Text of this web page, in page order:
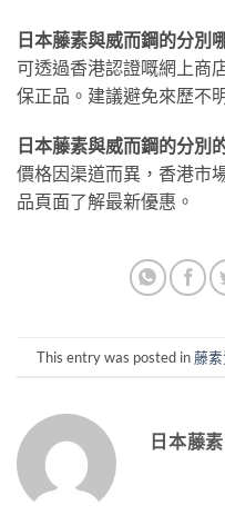
日本藤素與威而鋼的分別
可透過香港認證嘅網上商
保正品。建議避免來歷不
日本藤素與威而鋼的分別
價格因渠道而異，香港市
品頁面了解最新優惠。
This entry was posted in藤素
日本藤